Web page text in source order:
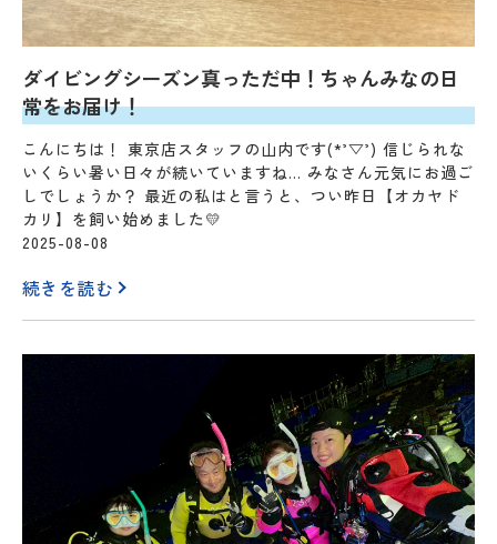
ダイビングシーズン真っただ中！ちゃんみなの日
常をお届け！
こんにちは！ 東京店スタッフの山内です(*’▽’) 信じられな
いくらい暑い日々が続いていますね… みなさん元気にお過ご
しでしょうか？ 最近の私はと言うと、つい昨日【オカヤド
カリ】を飼い始めました💛
2025-08-08
続きを読む